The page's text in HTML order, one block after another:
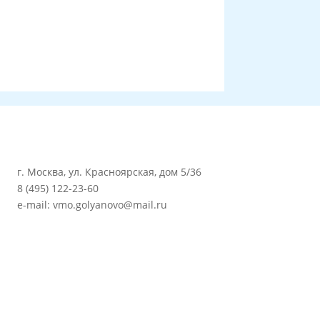
г. Москва, ул. Красноярская, дом 5/36
8 (495) 122-23-60
e-mail: vmo.golyanovo@mail.ru